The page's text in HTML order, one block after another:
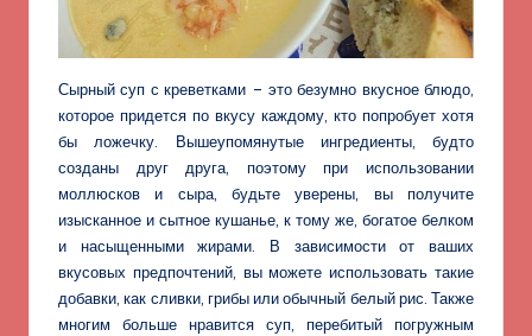
Сырный суп с креветками – это безумно вкусное блюдо,
которое придется по вкусу каждому, кто попробует хотя
бы ложечку. Вышеупомянутые ингредиенты, будто
созданы друг друга, поэтому при использовании
моллюсков и сыра, будьте уверены, вы получите
изысканное и сытное кушанье, к тому же, богатое белком
и насыщенными жирами. В зависимости от ваших
вкусовых предпочтений, вы можете использовать такие
добавки, как сливки, грибы или обычный белый рис. Также
многим больше нравится суп, перебитый погружным